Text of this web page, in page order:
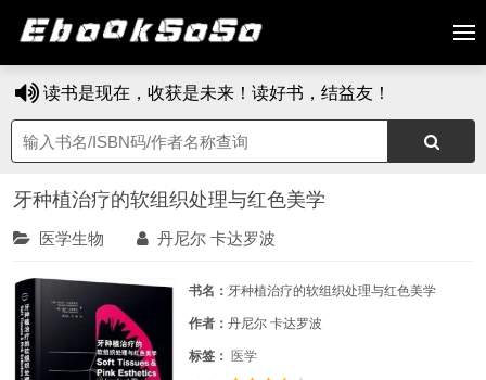
读书是现在，收获是未来！读好书，结益友！
牙种植治疗的软组织处理与红色美学
医学生物 丹尼尔 卡达罗波
书名： 牙种植治疗的软组织处理与红色美学
作者： 丹尼尔 卡达罗波
标签： 医学